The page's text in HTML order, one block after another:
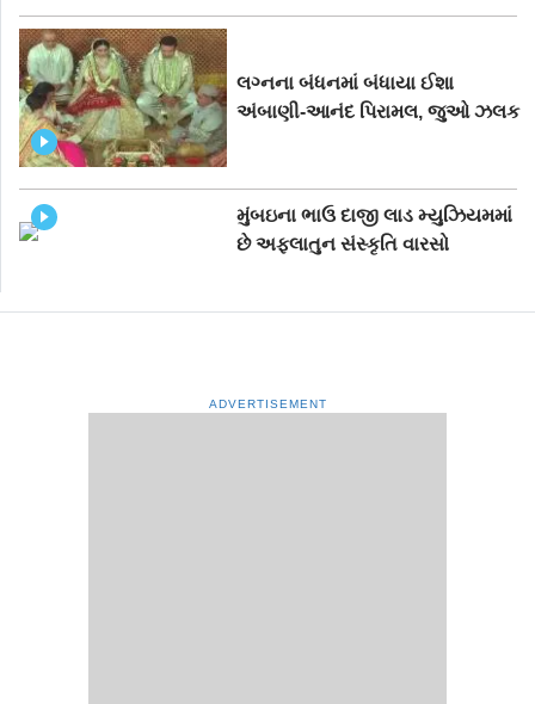
લગ્નના બંધનમાં બંધાયા ઈશા
અંબાણી-આનંદ પિરામલ, જુઓ ઝલક
મુંબઇના ભાઉ દાજી લાડ મ્યુઝિયમમાં
છે અફલાતુન સંસ્કૃતિ વારસો
ADVERTISEMENT